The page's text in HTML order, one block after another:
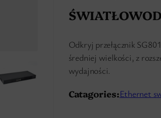
Odkryj przełącznik
średniej wielkości, z
wydajności.
Catagories:Ethernet